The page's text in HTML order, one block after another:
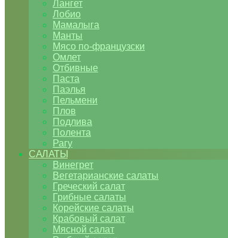
Лангет
Лобио
Мамалыга
Манты
Мясо по-французски
Омлет
Отбивные
Паста
Паэлья
Пельмени
Плов
Подлива
Полента
Рагу
САЛАТЫ
Винегрет
Вегетарианские салаты
Греческий салат
Грибные салаты
Корейские салаты
Крабовый салат
Мясной салат